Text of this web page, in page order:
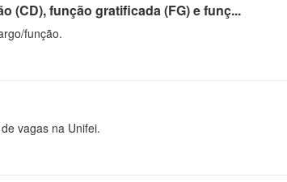
(CD), função gratificada (FG) e funç...
função.
vagas na Unifei.